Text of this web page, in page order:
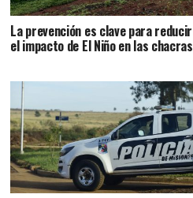
La prevención es clave para reducir
el impacto de El Niño en las chacras